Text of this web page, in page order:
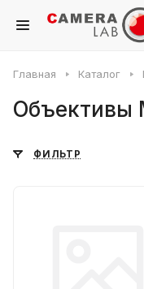
Главная Каталог
Объeктивы
ФИЛЬТР